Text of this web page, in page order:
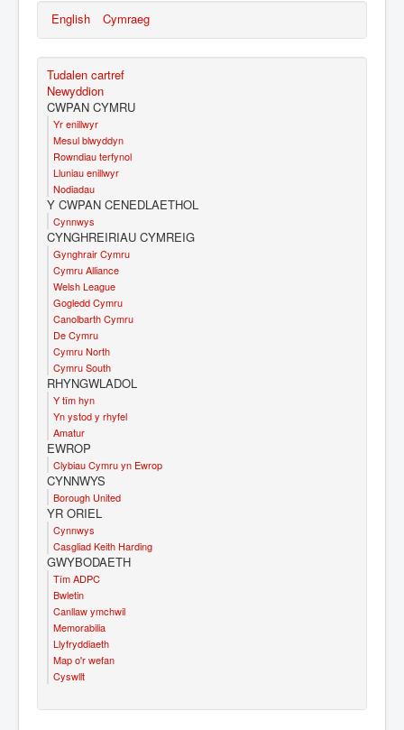
English Cymraeg
Tudalen cartref
Newyddion
CWPAN CYMRU
Yr enillwyr
Mesul blwyddyn
Rowndiau terfynol
Lluniau enillwyr
Nodiadau
Y CWPAN CENEDLAETHOL
Cynnwys
CYNGHREIRIAU CYMREIG
Gynghrair Cymru
Cymru Alliance
Welsh League
Gogledd Cymru
Canolbarth Cymru
De Cymru
Cymru North
Cymru South
RHYNGWLADOL
Y tîm hyn
Yn ystod y rhyfel
Amatur
EWROP
Clybiau Cymru yn Ewrop
CYNNWYS
Borough United
YR ORIEL
Cynnwys
Casgliad Keith Harding
GWYBODAETH
Tîm ADPC
Bwletin
Canllaw ymchwil
Memorabilia
Llyfryddiaeth
Map o'r wefan
Cyswllt